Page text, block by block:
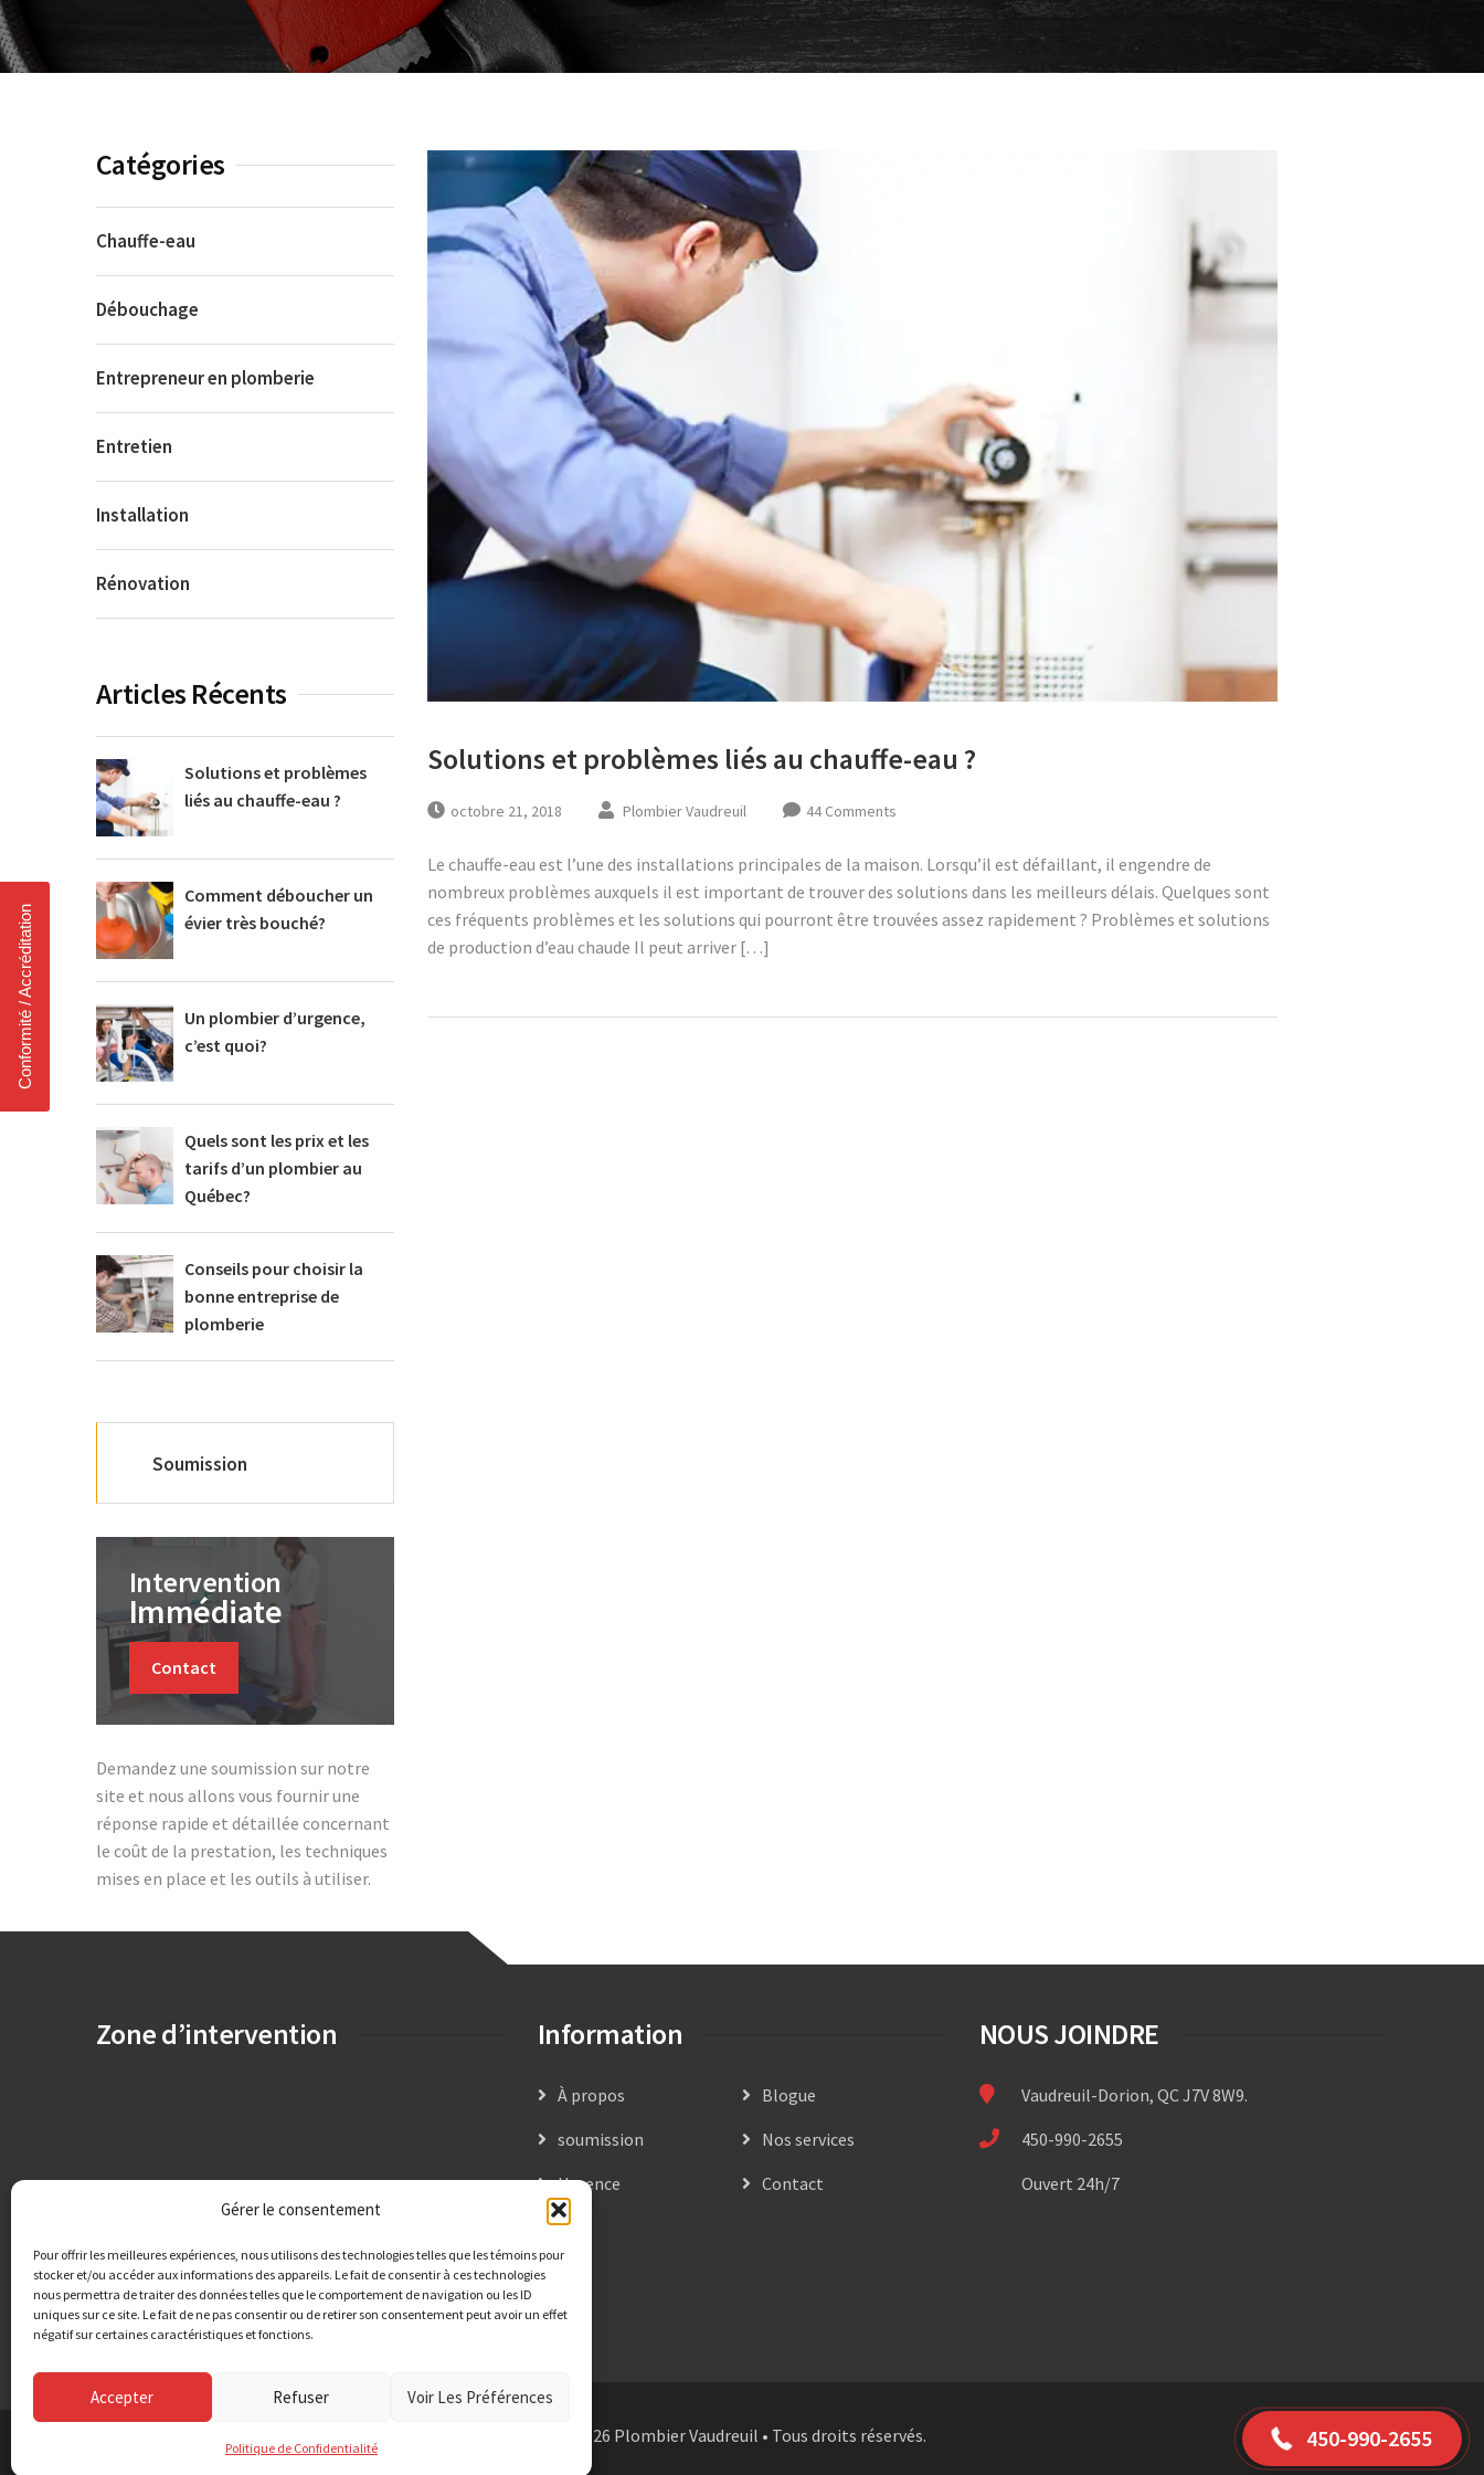
Gérer le consentement
Pour offrir les meilleures expériences, nous utilisons des technologies telles que les témoins pour
stocker et/ou accéder aux informations des appareils. Le fait de consentir à ces technologies
nous permettra de traiter des données telles que le comportement de navigation ou les ID
uniques sur ce site. Le fait de ne pas consentir ou de retirer son consentement peut avoir un effet
négatif sur certaines caractéristiques et fonctions.
Accepter Refuser Voir Les Préférences
Politique de Confidentialité
Catégories
Chauffe-eau
Débouchage
Entrepreneur en plomberie
Entretien
Installation
Rénovation
Articles Récents
Solutions et problèmes
liés au chauffe-eau ?
Comment déboucher un
évier très bouché?
Un plombier d’urgence,
c’est quoi?
Quels sont les prix et les
tarifs d’un plombier au
Québec?
Conseils pour choisir la
bonne entreprise de
plomberie
Soumission
Intervention
Immédiate
Contact
Demandez une soumission sur notre
site et nous allons vous fournir une
réponse rapide et détaillée concernant
le coût de la prestation, les techniques
mises en place et les outils à utiliser.
Solutions et problèmes liés au chauffe-eau ?
octobre 21, 2018 Plombier Vaudreuil 44 Comments
Le chauffe-eau est l’une des installations principales de la maison. Lorsqu’il est défaillant, il engendre de
nombreux problèmes auxquels il est important de trouver des solutions dans les meilleurs délais. Quelques sont
ces fréquents problèmes et les solutions qui pourront être trouvées assez rapidement ? Problèmes et solutions
de production d’eau chaude Il peut arriver […]
Zone d’intervention Information
À propos
Blogue
soumission
Nos services
Urgence
Contact
NOUS JOINDRE
Vaudreuil-Dorion, QC J7V 8W9.
450-990-2655
Ouvert 24h/7
© 2026 Plombier Vaudreuil • Tous droits réservés. 450-990-2655
Conformité / Accréditation